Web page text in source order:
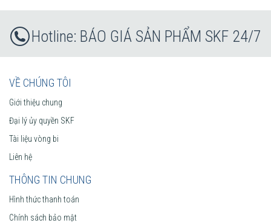
BÁO GIÁ SẢN PHẨM SKF 24/7
VỀ CHÚNG TÔI
Giới thiệu chung
Đại lý ủy quyền SKF
Tài liệu vòng bi
Liên hệ
THÔNG TIN CHUNG
Hình thức thanh toán
Chính sách bảo mật